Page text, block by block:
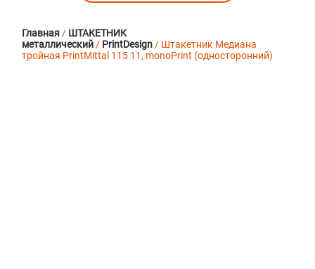
Главная/ ШТАКЕТНИК
металлический/ PrintDesign/ Штакетник Медиана
тройная PrintMittal 115 11, monoPrint (односторонний)